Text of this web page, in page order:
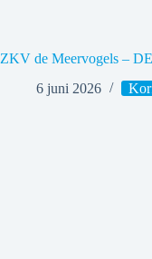
ZKV de Meervogels –
6 juni 2026